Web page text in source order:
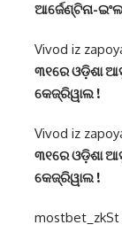
ଆର୍ଜେଣ୍ଟିନା-
Vivod iz
୩୧ରେ ଓଡ଼ିଶା
କେଜ୍ରିୱାଲ !
Vivod iz
୩୧ରେ ଓଡ଼ିଶା
କେଜ୍ରିୱାଲ !
mostbet_zkSt